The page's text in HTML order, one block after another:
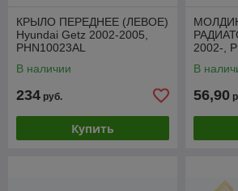
КРЫЛО ПЕРЕДНЕЕ (ЛЕВОЕ)
Hyundai Getz 2002-2005,
PHN10023AL
В наличии
234 руб.
Купить
2002-,
В
56,90